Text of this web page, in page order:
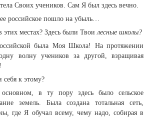
Своих учеников. Сам Я был здесь вечно.
российское пошло на убыль…
этих местах? Здесь были Твоилесные школы?
была Моя Школа! На протяжении
волну учеников за другой, взращивая
к этому?
в ту пору здесь было сельское
земель. Была создана тотальная сеть,
где Я обучал всему, чему надо, собирая в